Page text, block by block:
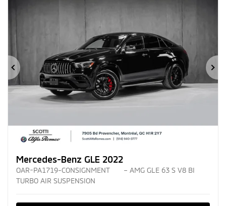
Précédent
Mercedes-Benz GLE 2022
OAR-PA1719-CONSIGNMENT
– AMG GLE 63 S V8 BI
TURBO AIR SUSPENSION